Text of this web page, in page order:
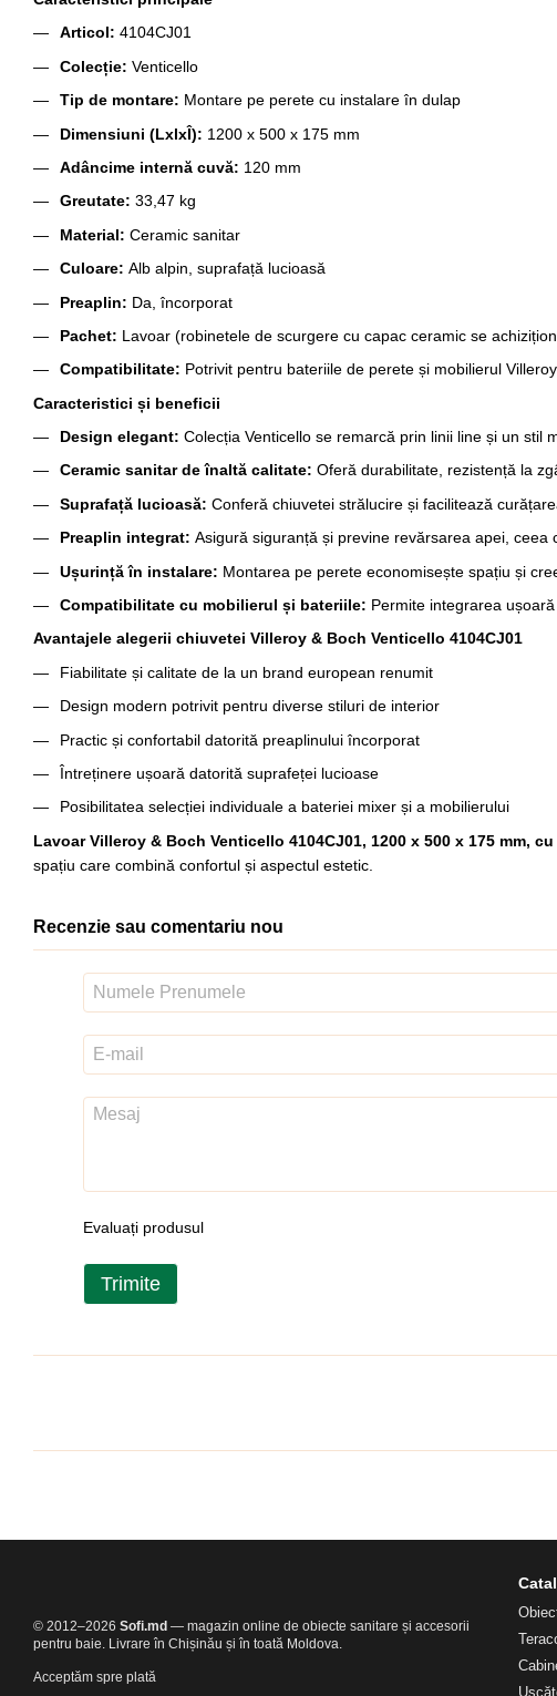
Articol: 4104CJ01
Colecție: Venticello
Tip de montare: Montare pe perete cu instalare în dulap
Dimensiuni (LxlxÎ): 1200 x 500 x 175 mm
Adâncime internă cuvă: 120 mm
Greutate: 33,47 kg
Material: Ceramic sanitar
Culoare: Alb alpin, suprafață lucioasă
Preaplin: Da, încorporat
Pachet: Lavoar (robinetele de scurgere cu capac ceramic se
Compatibilitate: Potrivit pentru bateriile de perete și mobilierul
Caracteristici și beneficii
Design elegant: Colecția Venticello se remarcă prin linii line și un stil
Ceramic sanitar de înaltă calitate: Oferă durabilitate, rezistență la
Suprafață lucioasă: Conferă chiuvetei strălucire și facilitează
Preaplin integrat: Asigură siguranță și previne revărsarea apei,
Ușurință în instalare: Montarea pe perete economisește spațiu și
Compatibilitate cu mobilierul și bateriile: Permite integrarea
Avantajele alegerii chiuvetei Villeroy & Boch Venticello 4104CJ01
Fiabilitate și calitate de la un brand european renumit
Design modern potrivit pentru diverse stiluri de interior
Practic și confortabil datorită preaplinului încorporat
Întreținere ușoară datorită suprafeței lucioase
Posibilitatea selecției individuale a bateriei mixer și a mobilierului
Lavoar Villeroy & Boch Venticello 4104CJ01, 1200 x 500 x 175 mm,
spațiu care combină confortul și aspectul estetic.
Recenzie sau comentariu nou
Evaluați produsul
Trimite
© 2012–2026 Sofi.md — magazin online de obiecte sanitare și accesorii
pentru baie. Livrare în Chișinău și în toată Moldova.
Acceptăm spre plată